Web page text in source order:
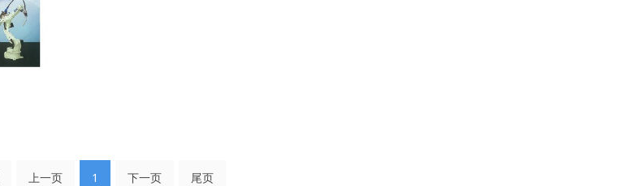
上一页 1 下一页 尾页